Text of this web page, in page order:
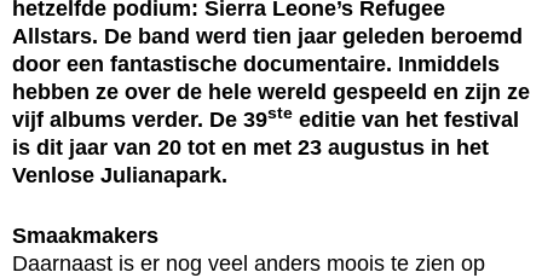
hetzelfde podium: Sierra Leone’s Refugee
Allstars. De band werd tien jaar geleden beroemd
door een fantastische documentaire. Inmiddels
hebben ze over de hele wereld gespeeld en zijn ze
vijf albums verder. De 39ste editie van het festival
is dit jaar van 20 tot en met 23 augustus in het
Venlose Julianapark.
Smaakmakers
Daarnaast is er nog veel anders moois te zien op